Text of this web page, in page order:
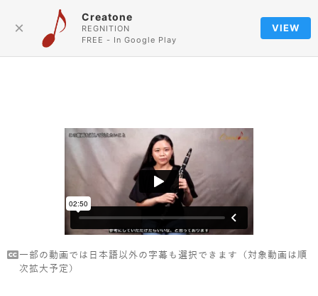
×
Creatone
REGNITION
FREE - In Google Play
VIEW
一部の動画では日本語以外の字幕も選択できます（対象動画は順
次拡大予定）